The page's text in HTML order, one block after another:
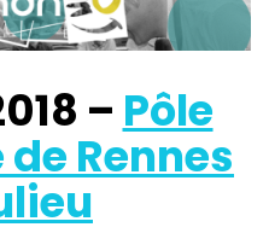
– Pôle
Rennes